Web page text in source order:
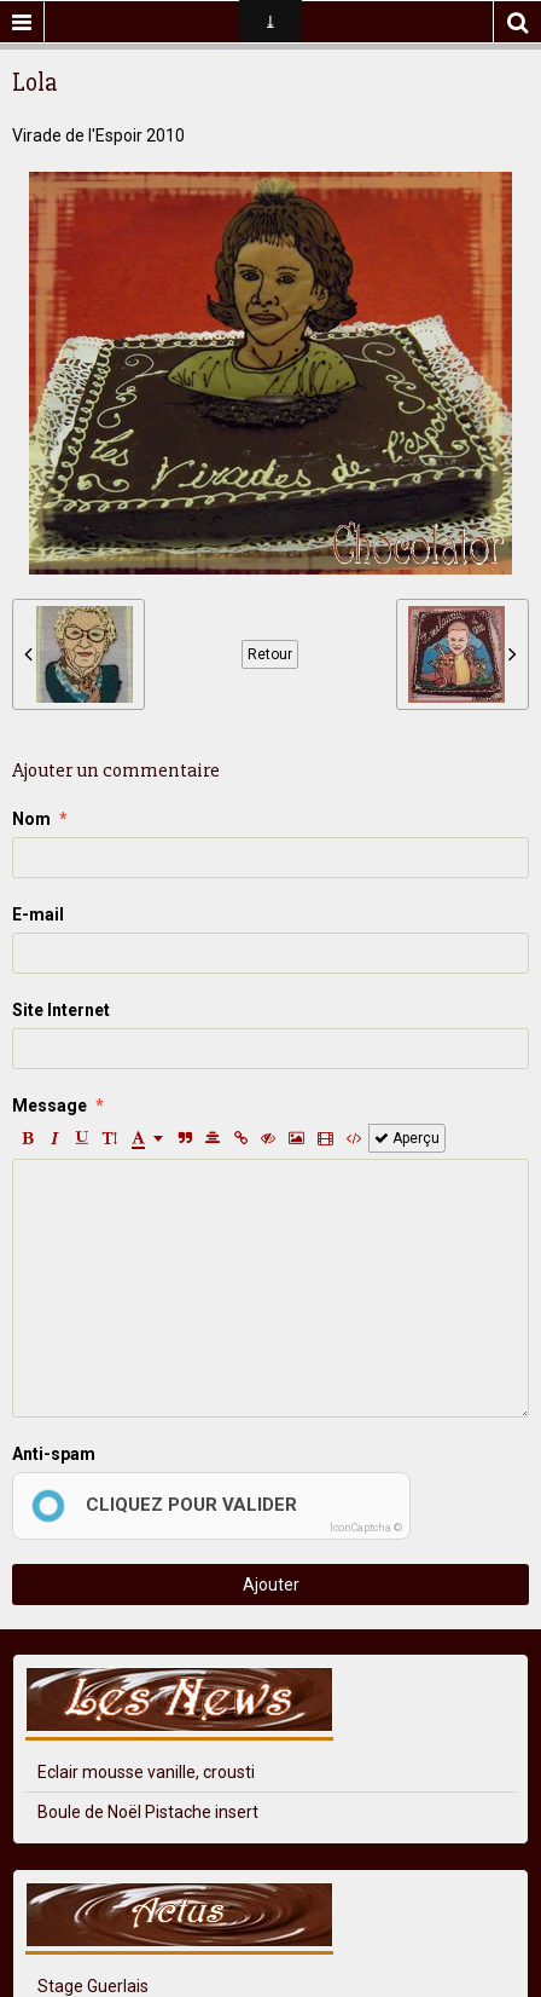
Lola
Virade de l'Espoir 2010
Retour
Ajouter un commentaire
Nom
E-mail
Site Internet
Message
Aperçu
Anti-spam
CLIQUEZ POUR VALIDER
IconCaptcha ©
Ajouter
Eclair mousse vanille, crousti
Boule de Noël Pistache insert
Stage Guerlais